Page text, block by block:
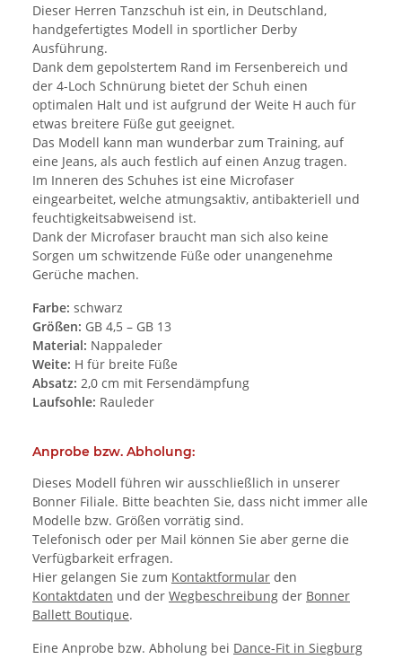
Dieser Herren Tanzschuh ist ein, in Deutschland,
handgefertigtes Modell in sportlicher Derby
Ausführung.
Dank dem gepolstertem Rand im Fersenbereich und
der 4-Loch Schnürung bietet der Schuh einen
optimalen Halt und ist aufgrund der Weite H auch für
etwas breitere Füße gut geeignet.
Das Modell kann man wunderbar zum Training, auf
eine Jeans, als auch festlich auf einen Anzug tragen.
Im Inneren des Schuhes ist eine Microfaser
eingearbeitet, welche atmungsaktiv, antibakteriell und
feuchtigkeitsabweisend ist.
Dank der Microfaser braucht man sich also keine
Sorgen um schwitzende Füße oder unangenehme
Gerüche machen.
Farbe: schwarz
Größen: GB 4,5 – GB 13
Material: Nappaleder
Weite: H für breite Füße
Absatz: 2,0 cm mit Fersendämpfung
Laufsohle: Rauleder
Anprobe bzw. Abholung:
Dieses Modell führen wir ausschließlich in unserer
Bonner Filiale. Bitte beachten Sie, dass nicht immer alle
Modelle bzw. Größen vorrätig sind.
Telefonisch oder per Mail können Sie aber gerne die
Verfügbarkeit erfragen.
Hier gelangen Sie zum Kontaktformular den
Kontaktdaten und der Wegbeschreibung der Bonner
Ballett Boutique.
Eine Anprobe bzw. Abholung bei Dance-Fit in Siegburg